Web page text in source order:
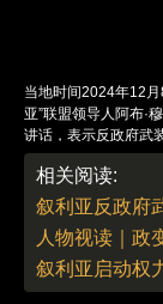
当地时间2024年12
亚”联盟领导人阿布·
讲话，表示反政府武
反对派授权“叙利亚
至2025年3月1日。
叙利亚”联盟（又译“
盟被认为是此次击败
责任编辑：翁倩 董
相关阅读: